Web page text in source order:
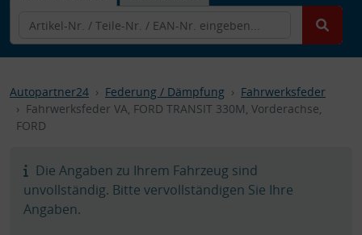
Autopartner24 Federung / Dämpfung
Fahrwerksfeder
Fahrwerksfeder VA, FORD TRANSIT 330M, Vorderachse,
FORD
Die Angaben zu Ihrem Fahrzeug sind
unvollständig. Bitte vervollständigen Sie Ihre
Angaben.